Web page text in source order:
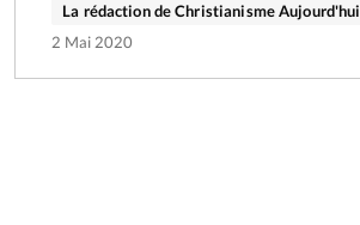
La rédaction de Christianisme Aujourd'hui
2 Mai 2020